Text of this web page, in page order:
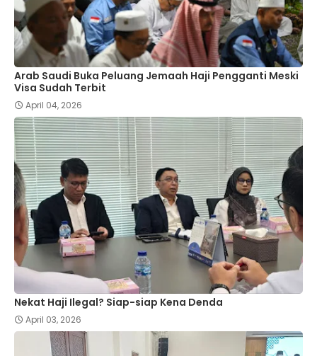
Arab Saudi Buka Peluang Jemaah Haji Pengganti Meski
Visa Sudah Terbit
April 04, 2026
Nekat Haji Ilegal? Siap-siap Kena Denda
April 03, 2026